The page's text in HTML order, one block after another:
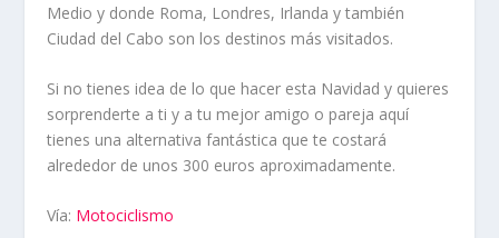
Medio y donde Roma, Londres, Irlanda y también
Ciudad del Cabo son los destinos más visitados.
Si no tienes idea de lo que hacer esta Navidad y quieres
sorprenderte a ti y a tu mejor amigo o pareja aquí
tienes una alternativa fantástica que te costará
alrededor de unos 300 euros aproximadamente.
Vía: Motociclismo